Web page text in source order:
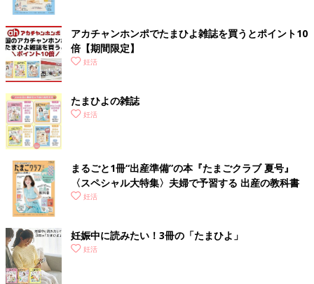
アカチャンホンポでたまひよ雑誌を買うとポイント10
倍【期間限定】
妊活
たまひよの雑誌
妊活
まるごと1冊“出産準備”の本『たまごクラブ 夏号』
〈スペシャル大特集〉夫婦で予習する 出産の教科書
妊活
妊娠中に読みたい！3冊の「たまひよ」
妊活